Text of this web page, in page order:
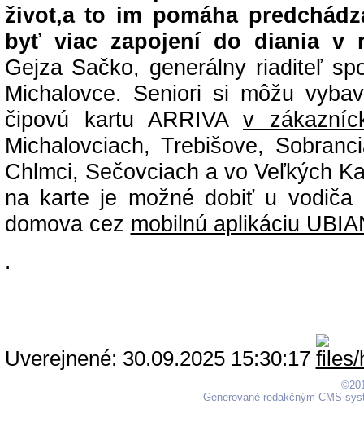
život,a to im pomáha
byť viac zapojení do diania v
Gejza Sačko, generálny riaditeľ
Michalovce. Seniori si môžu
čipovú kartu ARRIVA v
Michalovciach, Trebišove,
Chlmci, Sečovciach a vo Veľkých
na karte je možné dobiť u vodiča
domova cez mobilnú aplikáciu
.
Uverejnené: 30.09.2025 15:30:17
Generované redakčným CMS